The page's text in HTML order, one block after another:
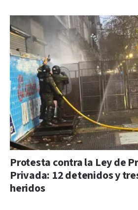
Protesta contra la Ley de
Privada: 12 detenidos y
heridos